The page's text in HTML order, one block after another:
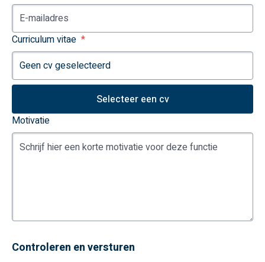
Curriculum vitae
Geen cv geselecteerd
Selecteer een cv
Motivatie
Controleren en versturen